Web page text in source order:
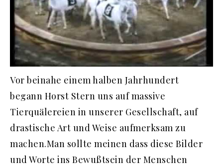
Vor beinahe einem halben Jahrhundert
begann Horst Stern uns auf massive
Tierquälereien in unserer Gesellschaft, auf
drastische Art und Weise aufmerksam zu
machen.Man sollte meinen dass diese Bilder
und Worte ins Bewußtsein der Menschen